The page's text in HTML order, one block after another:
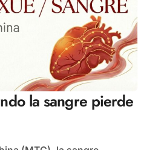
la sangre pierde